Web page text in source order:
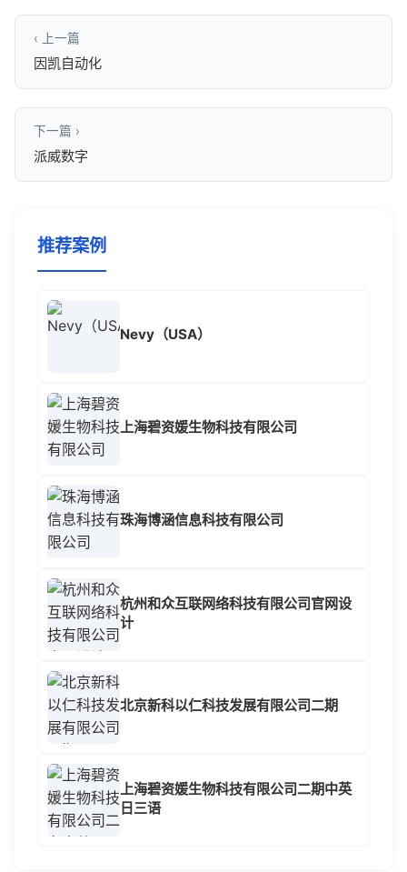
‹ 上一篇
因凯自动化
下一篇 ›
派威数字
推荐案例
Nevy（USA）
上海碧资媛生物科技有限公司
珠海博涵信息科技有限公司
杭州和众互联网络科技有限公司官网设
计
北京新科以仁科技发展有限公司二期
上海碧资媛生物科技有限公司二期中英
日三语